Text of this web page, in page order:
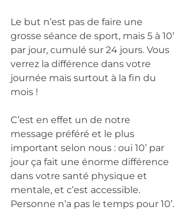
Le but n’est pas de faire une
grosse séance de sport, mais 5 à 10’
par jour, cumulé sur 24 jours. Vous
verrez la différence dans votre
journée mais surtout à la fin du
mois !
C’est en effet un de notre
message préféré et le plus
important selon nous : oui 10’ par
jour ça fait une énorme différence
dans votre santé physique et
mentale, et c’est accessible.
Personne n’a pas le temps pour 10’.